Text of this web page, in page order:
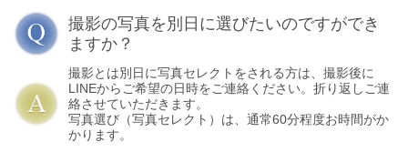
撮影の写真を別日に選びたいのですができ
ますか？
撮影とは別日に写真セレクトをされる方は、撮影後に
LINEからご希望の日時をご連絡ください。折り返しご連
絡させていただきます。
写真選び（写真セレクト）は、通常60分程度お時間がか
かります。